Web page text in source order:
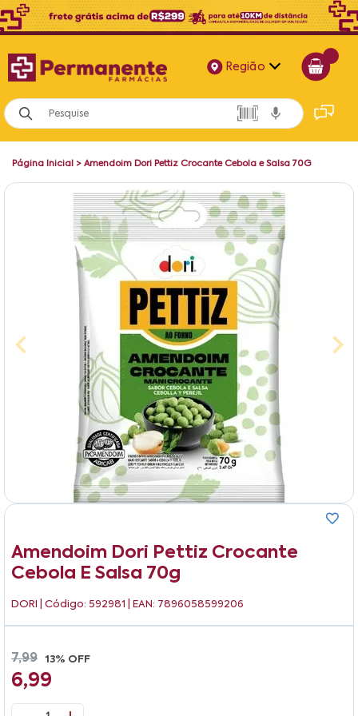
Região
Alagoas
Bahia
Pernambuco
Página Inicial > Amendoim Dori Pettiz Crocante Cebola e Salsa 70G
Amendoim Dori Pettiz Crocante
Cebola E Salsa 70g
DORI | Código: 592981 | EAN: 7896058599206
7,99 13% OFF
6,99